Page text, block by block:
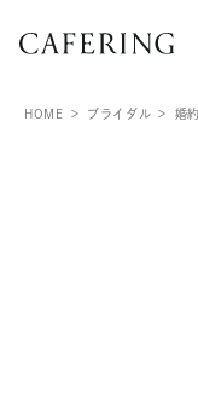
HOME ブライダル 婚